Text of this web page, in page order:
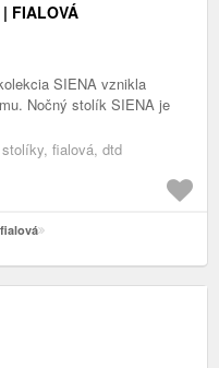
FIALOVÁ
SIENA vznikla
Nočný stolík SIENA je
fialová, dtd